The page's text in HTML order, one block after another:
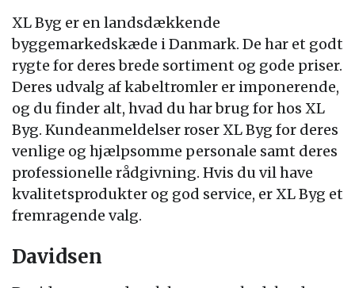
XL Byg er en landsdækkende
byggemarkedskæde i Danmark. De har et godt
rygte for deres brede sortiment og gode priser.
Deres udvalg af kabeltromler er imponerende,
og du finder alt, hvad du har brug for hos XL
Byg. Kundeanmeldelser roser XL Byg for deres
venlige og hjælpsomme personale samt deres
professionelle rådgivning. Hvis du vil have
kvalitetsprodukter og god service, er XL Byg et
fremragende valg.
Davidsen